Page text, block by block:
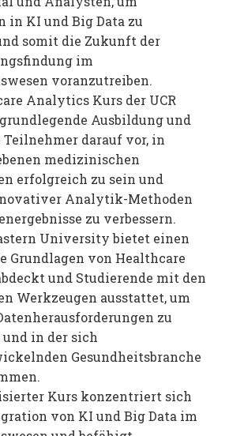
in KI und Big Data zu
somit die Zukunft der
im
voranzutreiben.
Analytics Kurs der UCR
Ausbildung und
darauf vor, in
medizinischen
erfolgreich zu sein und
Analytik-Methoden
zu verbessern.
University bietet einen
Grundlagen von Healthcare
und Studierende mit den
Werkzeugen ausstattet, um
zu
in der sich
Gesundheitsbranche
Kurs konzentriert sich
von KI und Big Data im